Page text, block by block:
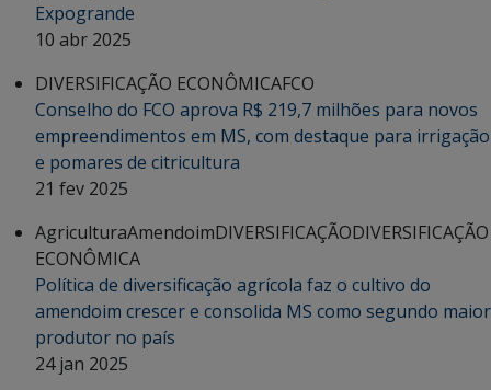
Expogrande
10 abr 2025
DIVERSIFICAÇÃO ECONÔMICAFCO
Conselho do FCO aprova R$ 219,7 milhões para novos
empreendimentos em MS, com destaque para irrigação
e pomares de citricultura
21 fev 2025
AgriculturaAmendoimDIVERSIFICAÇÃODIVERSIFICAÇÃO
ECONÔMICA
Política de diversificação agrícola faz o cultivo do
amendoim crescer e consolida MS como segundo maior
produtor no país
24 jan 2025